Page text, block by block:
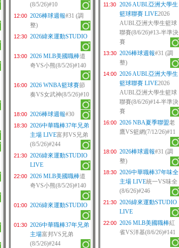
(8/5/26)#10
12:00 2026棒球週報#31 (調
整)
12:30 2026緯來運動STUDIO
13:00 2026 MLB美國職棒道
奇VS小熊(8/5/26)#140
16:00 2026 WNBA籃球賽節
奏VS女武神(8/5/26)#10
18:00 2026棒球週報#30
18:30 2026中華職棒37年兄弟
主場 LIVE富邦VS兄弟
(8/5/26)#244
21:30 2026緯來運動STUDIO
LIVE
22:00 2026 MLB美國職棒道
奇VS小熊(8/5/26)#140
01:00 2026緯來運動STUDIO
01:30 2026中華職棒37年兄弟
主場富邦VS兄弟
(8/5/26)#244
11:30 2026 AUBL亞洲大學生
籃球聯賽 LIVE2026
AUBL亞洲大學生籃球
聯賽(8/6/26)#13-半準決
賽
13:30 2026棒球週報#31 (調
整)
14:00 2026 AUBL亞洲大學生
籃球聯賽 LIVE2026
AUBL亞洲大學生籃球
聯賽(8/6/26)#14-半準決
賽
16:00 2026 NBA夏季聯盟老
鷹VS籃網(7/12/26)#11
18:00 2026棒球週報#31 (調
整)
18:30 2026中華職棒37年味全
主場 LIVE統一VS味全
(8/6/26)#246
21:30 2026緯來運動STUDIO
LIVE
22:00 2026 MLB美國職棒紅
雀VS洋基(8/6/26)#141